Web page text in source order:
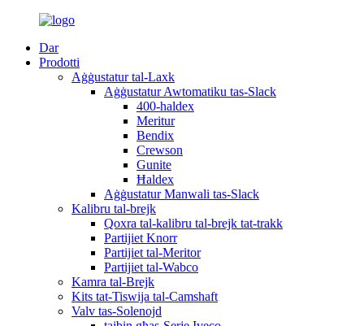
Dar
Prodotti
Aġġustatur tal-Laxk
Aġġustatur Awtomatiku tas-Slack
400-haldex
Meritur
Bendix
Crewson
Gunite
Ħaldex
Aġġustatur Manwali tas-Slack
Kalibru tal-brejk
Qoxra tal-kalibru tal-brejk tat-trakk
Partijiet Knorr
Partijiet tal-Meritor
Partijiet tal-Wabco
Kamra tal-Brejk
Kits tat-Tiswija tal-Camshaft
Valv tas-Solenojd